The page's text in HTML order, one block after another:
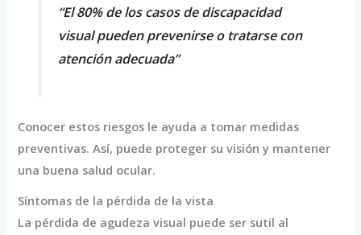
“El 80% de los casos de discapacidad
visual pueden prevenirse o tratarse con
atención adecuada”
Conocer estos riesgos le ayuda a tomar medidas
preventivas. Así, puede proteger su visión y mantener
una buena salud ocular.
Síntomas de la pérdida de la vista
La pérdida de agudeza visual puede ser sutil al